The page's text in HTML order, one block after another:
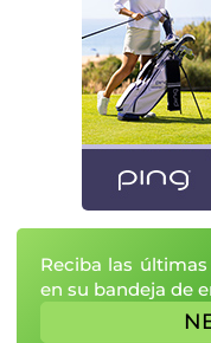
Reciba las
en su bandeja de